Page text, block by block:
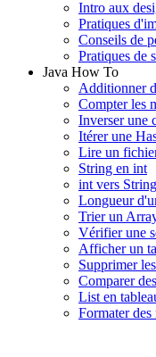
Intro aux
Pratiques
Conseils de
Pratiques de
Java How To
Additionner
Compter les
Inverser une
Itérer une
Lire un
String en int
int vers String
Longueur
Trier un
Vérifier une
Afficher un
Supprimer
Comparer
List en
Formater des